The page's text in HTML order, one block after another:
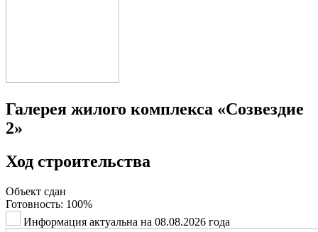
Галерея жилого комплекса «Созвездие
2»
Ход строительства
Объект сдан
Готовность: 100%
Информация актуальна на 08.08.2026 года